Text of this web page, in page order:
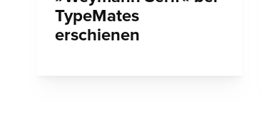
TypeMates
erschienen